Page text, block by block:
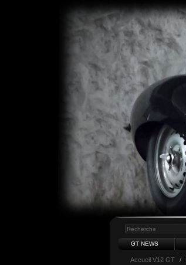
GT NEWS
Accueil V12 GT /